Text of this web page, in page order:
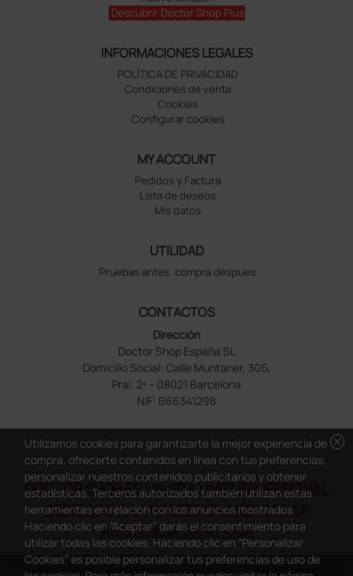
Descubrir Doctor Shop Plus
INFORMACIONES LEGALES
POLÍTICA DE PRIVACIDAD
Condiciones de venta
Cookies
Configurar cookies
MY ACCOUNT
Pedidos y Factura
Lista de deseos
Mis datos
UTILIDAD
Pruebas antes, compra despues
CONTACTOS
Dirección
Doctor Shop España SL
Domicilio Social: Calle Muntaner, 305,
Pral. 2ª – 08021 Barcelona
NIF: B66341298
DOCTOR SHOP ES UN SITIO WEB PROFESIONAL
DEDICADO A LA PROFESIÓN MÉDICA Y LA
ASISTENCIA SANITARIA
Copyright Doctor Shop España 2005-2026 - Todos los derechos
cancel
Utilizamos cookies para garantizarte la mejor experiencia de
compra, ofrecerte contenidos en línea con tus preferencias,
personalizar nuestros contenidos publicitarios y obtener
estadísticas. Terceros autorizados también utilizan estas
herramientas en relación con los anuncios mostrados.
Haciendo clic en “Aceptar” darás el consentimiento para
utilizar todas las cookies. Haciendo clic en “Personalizar
Cookies” es posible personalizar tus preferencias de uso de